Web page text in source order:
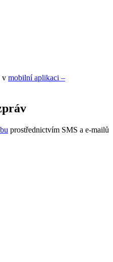
v mobilní aplikaci –
prostřednictvím SMS a e-mailů